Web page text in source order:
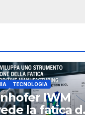
TECNOLOGIA
IWM
la fatica